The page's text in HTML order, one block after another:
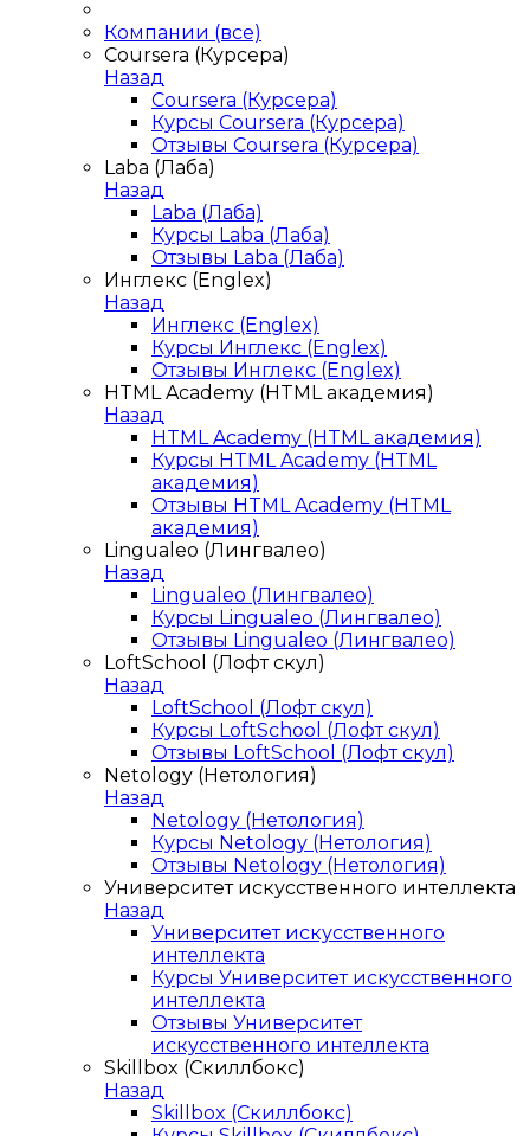
Компании (все)
Coursera (Курсера)
Назад
Coursera (Курсера)
Курсы Coursera (Курсера)
Отзывы Coursera (Курсера)
Laba (Лаба)
Назад
Laba (Лаба)
Курсы Laba (Лаба)
Отзывы Laba (Лаба)
Инглекс (Englex)
Назад
Инглекс (Englex)
Курсы Инглекс (Englex)
Отзывы Инглекс (Englex)
HTML Academy (HTML академия)
Назад
HTML Academy (HTML академия)
Курсы HTML Academy (HTML
академия)
Отзывы HTML Academy (HTML
академия)
Lingualeo (Лингвалео)
Назад
Lingualeo (Лингвалео)
Курсы Lingualeo (Лингвалео)
Отзывы Lingualeo (Лингвалео)
LoftSchool (Лофт скул)
Назад
LoftSchool (Лофт скул)
Курсы LoftSchool (Лофт скул)
Отзывы LoftSchool (Лофт скул)
Netology (Нетология)
Назад
Netology (Нетология)
Курсы Netology (Нетология)
Отзывы Netology (Нетология)
Университет искусственного интеллекта
Назад
Университет искусственного
интеллекта
Курсы Университет искусственного
интеллекта
Отзывы Университет
искусственного интеллекта
Skillbox (Скиллбокс)
Назад
Skillbox (Скиллбокс)